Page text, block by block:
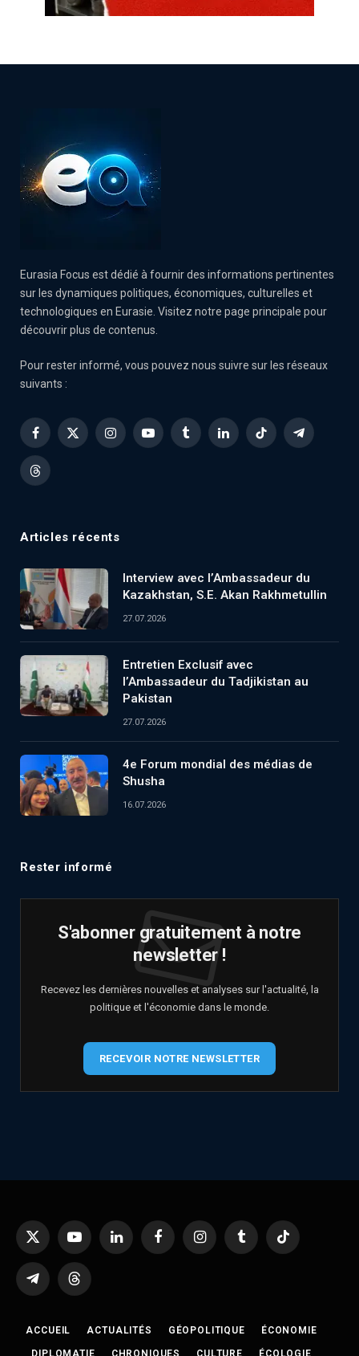
Eurasia Focus est dédié à fournir des informations pertinentes
sur les dynamiques politiques, économiques, culturelles et
technologiques en Eurasie. Visitez notre page principale pour
découvrir plus de contenus.
Pour rester informé, vous pouvez nous suivre sur les réseaux
suivants :
Facebook
X
InstagramYouTubeTumblrLinkedInTikTok Telegram
Threads
Articles récents
Interview avec l’Ambassadeur du
Kazakhstan, S.E. Akan Rakhmetullin
27.07.2026
Entretien Exclusif avec
l’Ambassadeur du Tadjikistan au
Pakistan
27.07.2026
4e Forum mondial des médias de
Shusha
16.07.2026
Rester informé
S'abonner gratuitement à notre
newsletter !
Recevez les dernières nouvelles et analyses sur l'actualité, la
politique et l'économie dans le monde.
RECEVOIR NOTRE NEWSLETTER
X
YouTubeLinkedIn FacebookInstagramTumblr TikTok
TelegramThreads
ACCUEIL ACTUALITÉS GÉOPOLITIQUE ÉCONOMIE